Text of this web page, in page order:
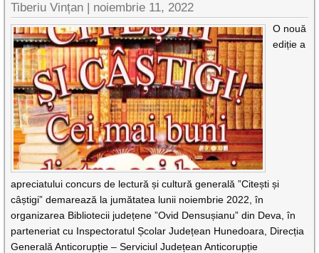
Tiberiu Vințan | noiembrie 11, 2022
O nouă
ediție a
apreciatului concurs de lectură și cultură generală ”Citești și
câștigi” demarează la jumătatea lunii noiembrie 2022, în
organizarea Bibliotecii județene ”Ovid Densușianu” din Deva, în
parteneriat cu Inspectoratul Școlar Județean Hunedoara, Direcția
Generală Anticorupție – Serviciul Județean Anticorupție